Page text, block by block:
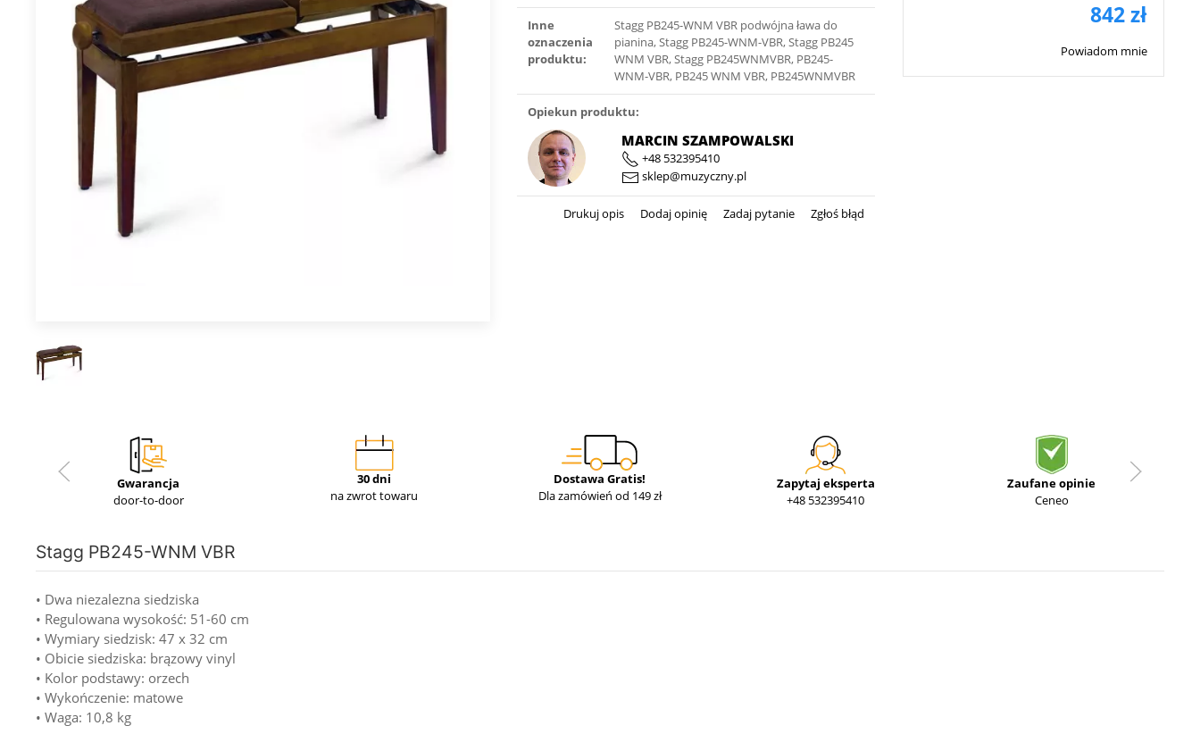
Inne
oznaczenia
produktu:
Stagg PB245-WNM VBR podwójna ława do
pianina, Stagg PB245-WNM-VBR, Stagg PB245
WNM VBR, Stagg PB245WNMVBR, PB245-
WNM-VBR, PB245 WNM VBR, PB245WNMVBR
Opiekun produktu:
MARCIN SZAMPOWALSKI
+48 532395410
sklep@muzyczny.pl
Drukuj opis Dodaj opinię Zadaj pytanie Zgłoś błąd
842 zł
Powiadom mnie
Gwarancja
door-to-door
30 dni
na zwrot towaru
Dostawa Gratis!
Dla zamówień od 149 zł
Zapytaj eksperta
+48 532395410
Zaufane opinie
Ceneo
Stagg PB245-WNM VBR
• Dwa niezalezna siedziska
• Regulowana wysokość: 51-60 cm
• Wymiary siedzisk: 47 x 32 cm
• Obicie siedziska: brązowy vinyl
• Kolor podstawy: orzech
• Wykończenie: matowe
• Waga: 10,8 kg